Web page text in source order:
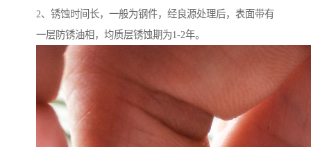
2、锈蚀时间长，一般为钢件，经良源处理后，表面带有
一层防锈油相，均质层锈蚀期为1-2年。